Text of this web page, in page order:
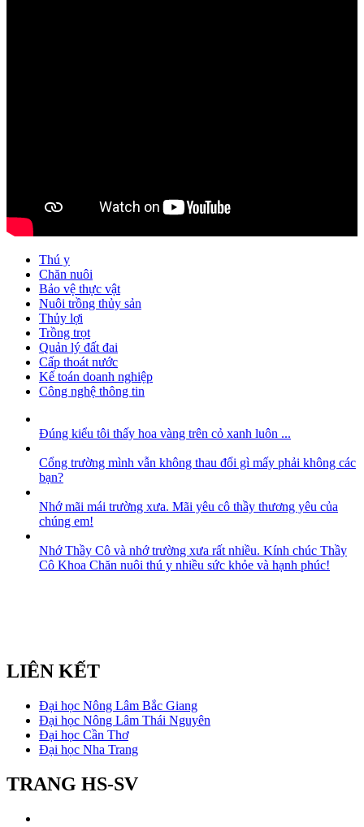
Thú y
Chăn nuôi
Bảo vệ thực vật
Nuôi trồng thủy sản
Thủy lợi
Trồng trọt
Quản lý đất đai
Cấp thoát nước
Kế toán doanh nghiệp
Công nghệ thông tin
Đúng kiểu tôi thấy hoa vàng trên cỏ xanh luôn ...
Cổng trường mình vẫn không thau đổi gì mấy phải không các
bạn?
Nhớ mãi mái trường xưa. Mãi yêu cô thầy thương yêu của
chúng em!
Nhớ Thầy Cô và nhớ trường xưa rất nhiều. Kính chúc Thầy
Cô Khoa Chăn nuôi thú y nhiều sức khỏe và hạnh phúc!
LIÊN KẾT
Đại học Nông Lâm Bắc Giang
Đại học Nông Lâm Thái Nguyên
Đại học Cần Thơ
Đại học Nha Trang
TRANG HS-SV